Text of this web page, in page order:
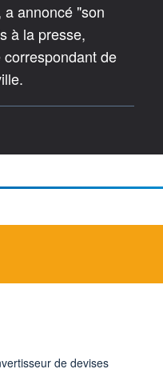
annoncé "son
à la presse,
de
de devises